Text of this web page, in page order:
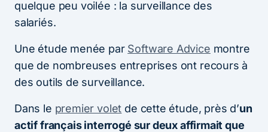
quelque peu voilée : la surveillance des
salariés.
Une étude menée par Software Advice montre
que de nombreuses entreprises ont recours à
des outils de surveillance.
Dans le premier volet de cette étude, près d’un
actif français interrogé sur deux affirmait que